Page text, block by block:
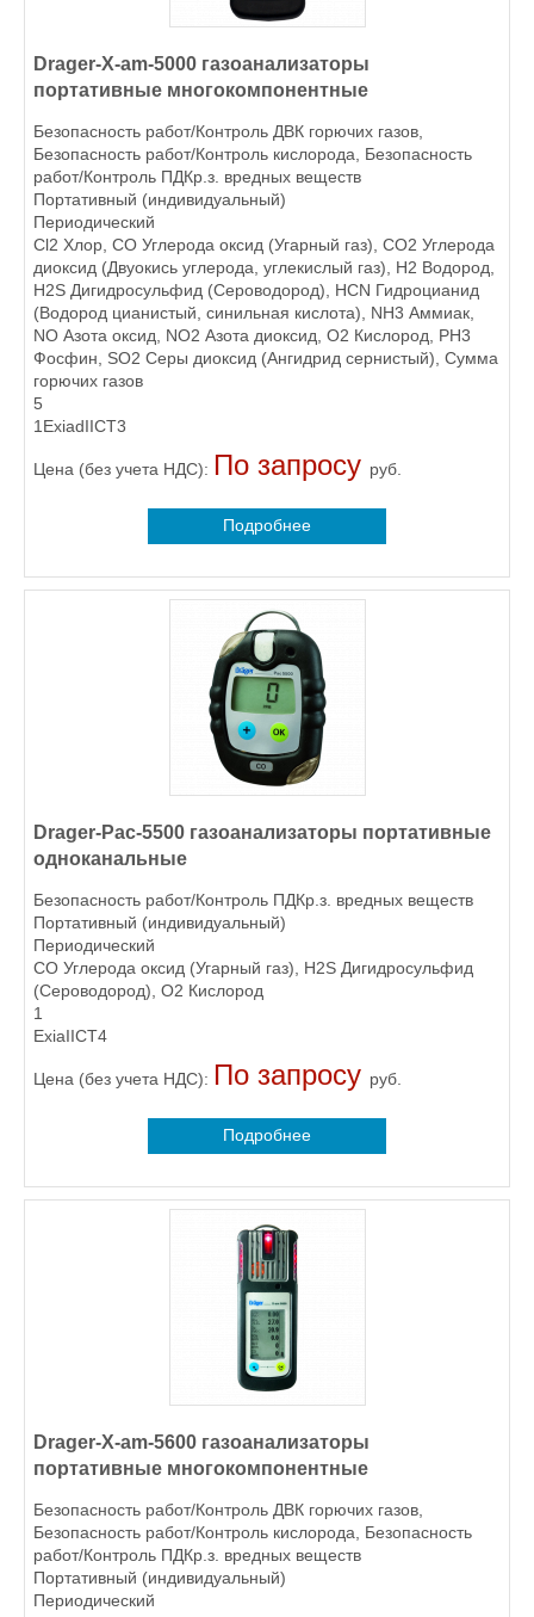
Drager-X-am-5000 газоанализаторы
портативные многокомпонентные
Безопасность работ/Контроль ДВК горючих газов,
Безопасность работ/Контроль кислорода, Безопасность
работ/Контроль ПДКр.з. вредных веществ
Портативный (индивидуальный)
Периодический
Cl2 Хлор, CO Углерода оксид (Угарный газ), CO2 Углерода
диоксид (Двуокись углерода, углекислый газ), H2 Водород,
H2S Дигидросульфид (Сероводород), HCN Гидроцианид
(Водород цианистый, синильная кислота), NH3 Аммиак,
NO Азота оксид, NO2 Азота диоксид, O2 Кислород, PH3
Фосфин, SO2 Серы диоксид (Ангидрид сернистый), Сумма
горючих газов
5
1ExiadIICT3
Цена (без учета НДС): По запросу руб.
Подробнее
Drager-Pac-5500 газоанализаторы портативные
одноканальные
Безопасность работ/Контроль ПДКр.з. вредных веществ
Портативный (индивидуальный)
Периодический
CO Углерода оксид (Угарный газ), H2S Дигидросульфид
(Сероводород), O2 Кислород
1
ExiaIICT4
Цена (без учета НДС): По запросу руб.
Подробнее
Drager-X-am-5600 газоанализаторы
портативные многокомпонентные
Безопасность работ/Контроль ДВК горючих газов,
Безопасность работ/Контроль кислорода, Безопасность
работ/Контроль ПДКр.з. вредных веществ
Портативный (индивидуальный)
Периодический